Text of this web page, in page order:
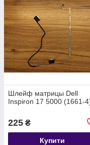
Шлейф матрицы Dell
Inspiron 17 5000 (1661-
225 ₴
Купити